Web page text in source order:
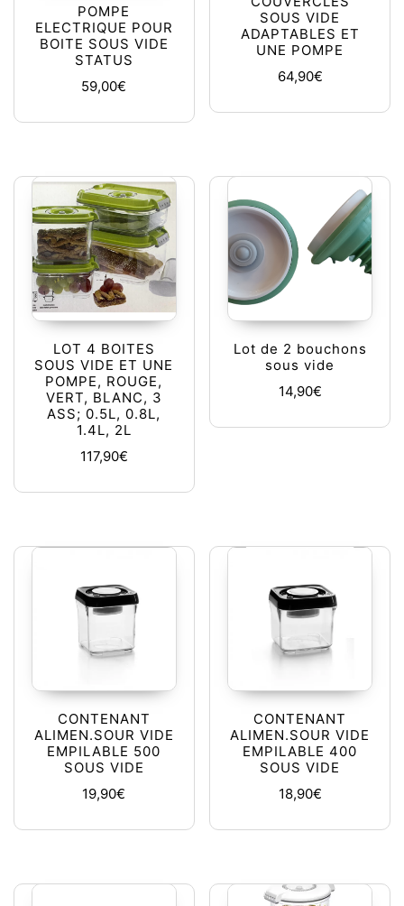
POMPE
ELECTRIQUE POUR
BOITE SOUS VIDE
STATUS
59,00€
SOUS VIDE
ADAPTABLES ET
UNE POMPE
64,90€
LOT 4 BOITES
SOUS VIDE ET UNE
POMPE, ROUGE,
VERT, BLANC, 3
ASS; 0.5L, 0.8L,
1.4L, 2L
117,90€
Lot de 2 bouchons
sous vide
14,90€
CONTENANT
ALIMEN.SOUR VIDE
EMPILABLE 500
SOUS VIDE
19,90€
CONTENANT
ALIMEN.SOUR VIDE
EMPILABLE 400
SOUS VIDE
18,90€